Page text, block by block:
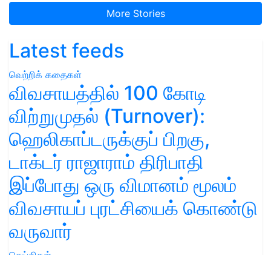
More Stories
Latest feeds
வெற்றிக் கதைகள்
விவசாயத்தில் 100 கோடி
விற்றுமுதல் (Turnover):
ஹெலிகாப்டருக்குப் பிறகு,
டாக்டர் ராஜாராம் திரிபாதி
இப்போது ஒரு விமானம் மூலம்
விவசாயப் புரட்சியைக் கொண்டு
வருவார்